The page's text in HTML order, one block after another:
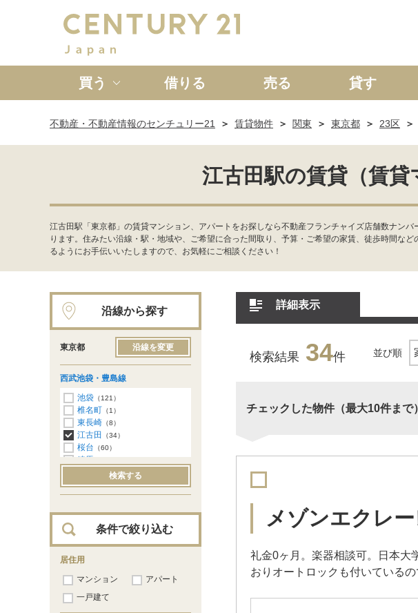
買う
新築一戸建て 中古一戸建て マンシ
借りる 売る 貸す
不動産・不動産情報のセンチュリー21 賃貸物件 関東 東京都 23区
江古田駅の賃貸（賃
江古田駅「東京都」の賃貸マンション、アパートをお探しなら不動産フランチャイズ店舗数ナン
ります。住みたい沿線・駅・地域や、ご希望に合った間取り、予算・ご希望の家賃、徒歩時間な
るようにお手伝いいたしますので、お気軽にご相談ください！
詳細表示
検索結果 34件 並び順
チェックした物件（最大10件まで
メゾンエクレー
礼金0ヶ月。楽器相談可。日本大
おりオートロックも付いている
沿線から探す
東京都 沿線を変更
西武池袋・豊島線
池袋 （121）
椎名町 （1）
東長崎 （8）
江古田 （34）
桜台 （60）
練馬
（66）
中村橋（108）
富士見台（61）
石神井公園 （8）
大泉学園 （2）
保谷（10）
ひばりヶ丘
清瀬 （15）
秋津（25）
検索する
条件で絞り込む
居住用
マンション
アパート
一戸建て